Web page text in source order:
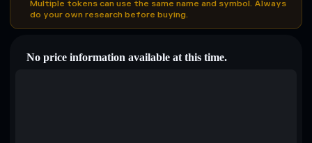
Multiple tokens can use the same name and symbol. Always
do your own research before buying.
No price information available at this time.